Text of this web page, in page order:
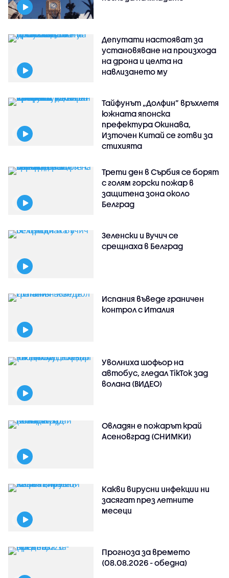
Депутати настояват за
установяване на произхода
на дрона и целта на
навлизането му
Тайфунът „Долфин” връхлетя
южната японска
префектура Окинава,
Източен Китай се готви за
стихията
Трети ден в Сърбия се борят
с голям горски пожар в
защитена зона около
Белград
Зеленски и Вучич се
срещнаха в Белград
Испания въведе граничен
контрол с Италия
Уволниха шофьор на
автобус, гледал TikTok зад
волана (ВИДЕО)
Овладян е пожарът край
Асеновград (СНИМКИ)
Какви вирусни инфекции ни
засягат през летните
месеци
Прогноза за времето
(08.08.2026 - обедна)